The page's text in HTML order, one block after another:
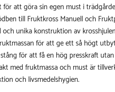
att göra sin egen must i
till Fruktkross Manuelloch
och unika konstruktion av
för att ge ett så högt
för att få en hög presskraft
med fruktmassa och must är
och livsmedelshygien.